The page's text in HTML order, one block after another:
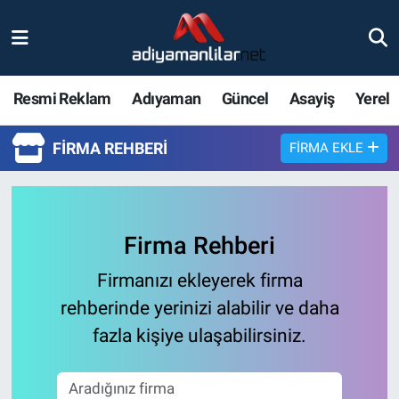
Resmi Reklam Adıyaman Güncel Asayiş Yerel
FIRMA REHBERI FIRMA EKLE
Firma Rehberi
Firmanızı ekleyerek firma
rehberinde yerinizi alabilir ve daha
fazla kişiye ulaşabilirsiniz.
Röportajlar
Bölge Haberleri
Asayiş
Sağlık
Nöbetçi Eczaneler
Adiyaman Namaz Vakitleri
Süper Lig Puan Durumu ve Fikstür
Son Dakika Haberleri
Haber Arşivi